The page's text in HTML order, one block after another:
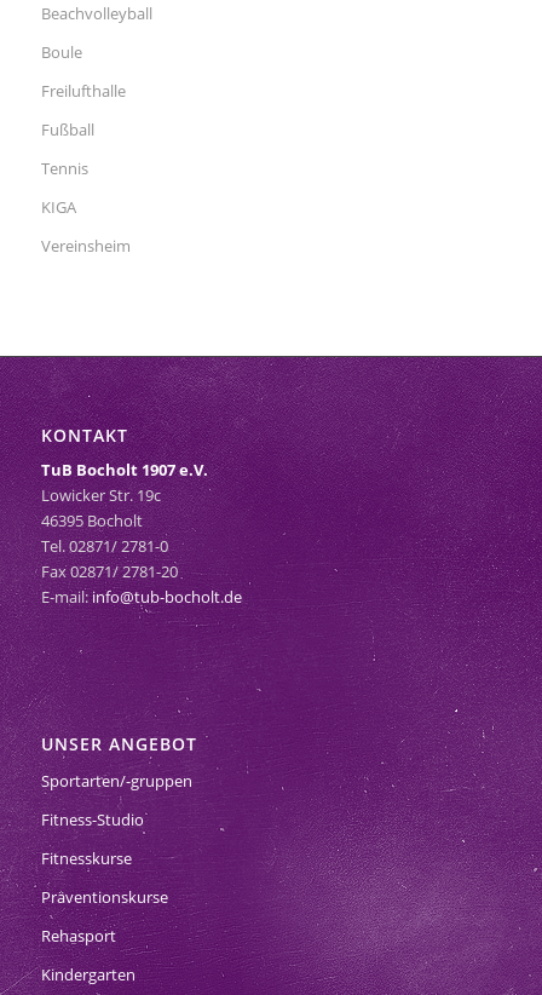
Beachvolleyball
Boule
Freilufthalle
Fußball
Tennis
KIGA
Vereinsheim
KONTAKT
TuB Bocholt 1907 e.V.
Lowicker Str. 19c
46395 Bocholt
Tel. 02871/ 2781-0
Fax 02871/ 2781-20
E-mail:info@tub-bocholt.de
UNSER ANGEBOT
Sportarten/-gruppen
Fitness-Studio
Fitnesskurse
Präventionskurse
Rehasport
Kindergarten